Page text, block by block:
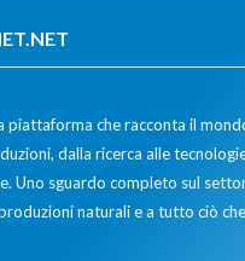
piattaforma che racconta il
dalla ricerca alle
Uno sguardo completo sul
naturali e a tutto ciò